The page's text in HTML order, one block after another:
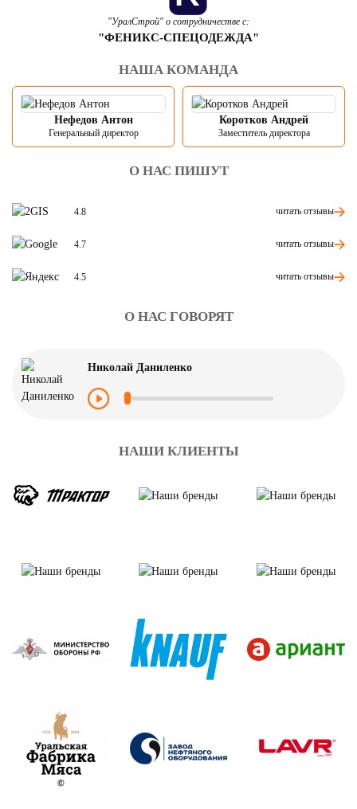
"УралСтрой" о сотрудничестве с:
"ФЕНИКС-СПЕЦОДЕЖДА"
НАША КОМАНДА
Нефедов Антон
Генеральный директор
Коротков Андрей
Заместитель директора
О НАС ПИШУТ
4.8 читать отзывы
4.7 читать отзывы
4.5 читать отзывы
О НАС ГОВОРЯТ
Николай Даниленко
НАШИ КЛИЕНТЫ